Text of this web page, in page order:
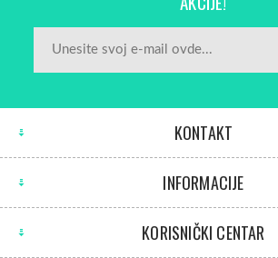
KONTAKT
INFORMACIJE
KORISNIČKI CENTAR